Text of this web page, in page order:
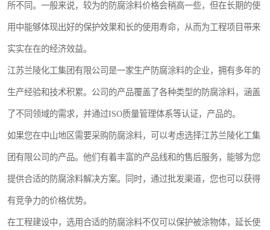
所不同。一般来说，较为的防腐涂料价格会稍高一些，但在长期的使
用中能够体现出好的保护效果和长的使用寿命，从而为工程项目带来
实实在在的经济效益。
江苏兰陵化工集团有限公司是一家生产防腐涂料的企业，拥有多年的
生产经验和技术积累。公司的产品覆盖了各种类型的防腐涂料，涵盖
了不同领域的需求，并通过ISO质量管理体系等认证，产品的。
如果您在中山地区需要采购防腐涂料，可以考虑选择江苏兰陵化工集
团有限公司的产品。他们有着丰富的产品线和的售后服务，能够为您
提供合适的防腐涂料解决方案。同时，通过批发渠道，您也可以获得
有竞争力的价格优势。
在工程建设中，选用合适的防腐涂料不仅可以保护被涂物体，延长使